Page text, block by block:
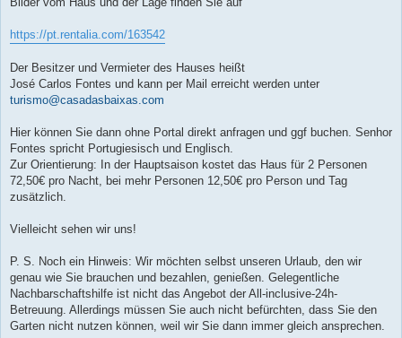
https://pt.rentalia.com/163542
Der Besitzer und Vermieter des Hauses heißt
José Carlos Fontes und kann per Mail erreicht werden unter
turismo@casadasbaixas.com
Hier können Sie dann ohne Portal direkt anfragen und ggf buchen. Senhor
Fontes spricht Portugiesisch und Englisch.
Zur Orientierung: In der Hauptsaison kostet das Haus für 2 Personen
72,50€ pro Nacht, bei mehr Personen 12,50€ pro Person und Tag
zusätzlich.
Vielleicht sehen wir uns!
P. S. Noch ein Hinweis: Wir möchten selbst unseren Urlaub, den wir
genau wie Sie brauchen und bezahlen, genießen. Gelegentliche
Nachbarschaftshilfe ist nicht das Angebot der All-inclusive-24h-
Betreuung. Allerdings müssen Sie auch nicht befürchten, dass Sie den
Garten nicht nutzen können, weil wir Sie dann immer gleich ansprechen.